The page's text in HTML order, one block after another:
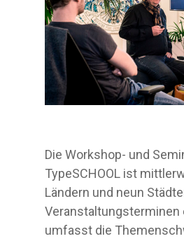
Die Workshop- und
TypeSCHOOL ist
Ländern und neun
Veranstaltungsterminen
umfasst die